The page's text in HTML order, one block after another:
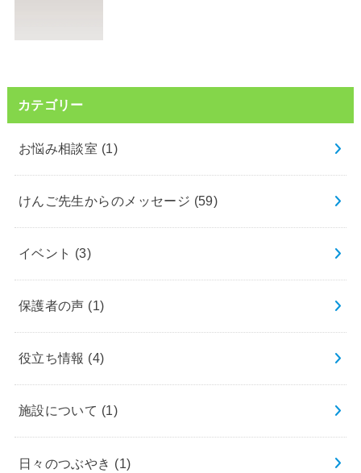
カテゴリー
お悩み相談室 (1)
けんご先生からのメッセージ (59)
イベント (3)
保護者の声 (1)
役立ち情報 (4)
施設について (1)
日々のつぶやき (1)